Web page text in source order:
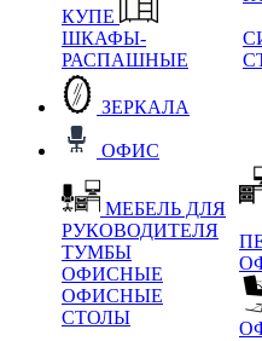
КУПЕ
ШКАФЫ-
РАСПАШНЫЕ
ЗЕРКАЛА
ОФИС
МЕБЕЛЬ ДЛЯ
РУКОВОДИТЕЛЯ
ТУМБЫ
ОФИСНЫЕ
ОФИСНЫЕ
СТОЛЫ